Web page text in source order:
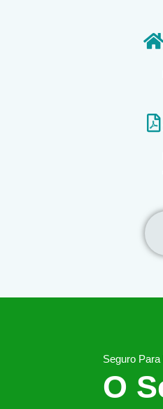
Seguro Para
O